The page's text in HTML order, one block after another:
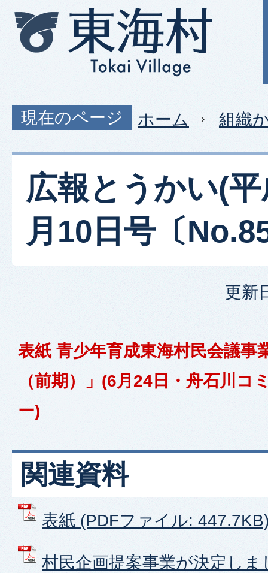
現在のページ ホーム 組織
広報とうかい(
月10日号〔
更新
表紙 青少年育成東海村民会議事
（前期）」(6月24日・舟石川コ
ー)
関連資料
表紙 (PDFファイル:
村民企画提案事業が決定し